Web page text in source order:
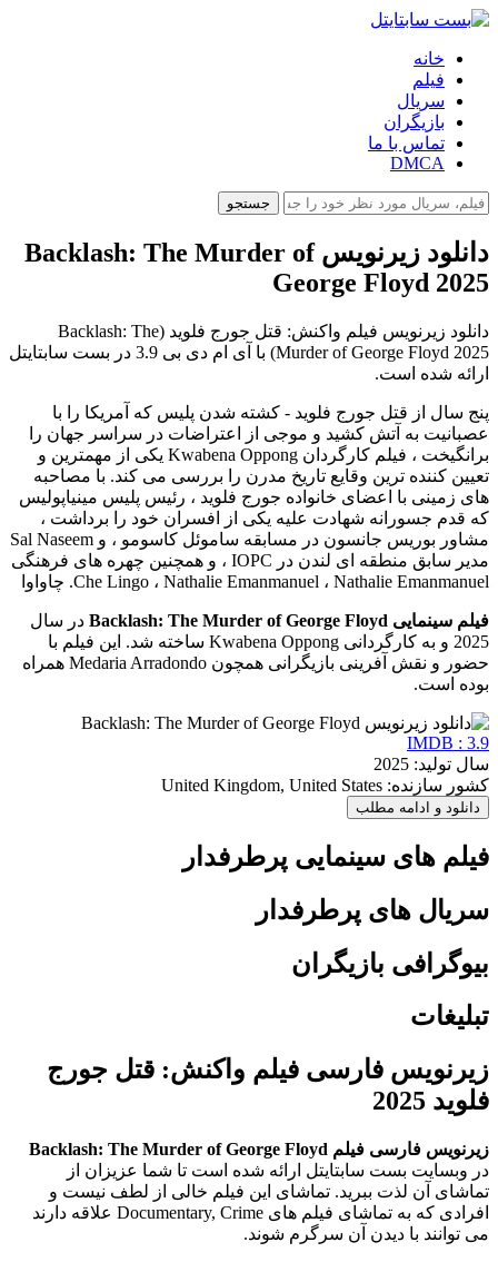
خانه
فیلم
سریال
بازیگران
تماس با ما
DMCA
جستجو
دانلود زیرنویس Backlash: The Murder of
George Floyd 2025
دانلود زیرنویس فیلم واکنش: قتل جورج فلوید (Backlash: The
Murder of George Floyd 2025) با آی ام دی بی 3.9 در بست سابتایتل
ارائه شده است.
پنج سال از قتل جورج فلوید - کشته شدن پلیس که آمریکا را با
عصبانیت به آتش کشید و موجی از اعتراضات در سراسر جهان را
برانگیخت ، فیلم کارگردان Kwabena Oppong یکی از مهمترین و
تعیین کننده ترین وقایع تاریخ مدرن را بررسی می کند. با مصاحبه
های زمینی با اعضای خانواده جورج فلوید ، رئیس پلیس مینیاپولیس
که قدم جسورانه شهادت علیه یکی از افسران خود را برداشت ،
مشاور بوریس جانسون در مسابقه ساموئل کاسومو ، و Sal Naseem
مدیر سابق منطقه ای لندن در IOPC ، و همچنین چهره های فرهنگی
Che Lingo ، Nathalie Emanmanuel ، Nathalie Emanmanuel. چاواوا
فیلم سینمایی Backlash: The Murder of George Floyd
در سال
2025 و به کارگردانی Kwabena Oppong ساخته شد. این فیلم با
حضور و نقش آفرینی بازیگرانی همچون Medaria Arradondo همراه
بوده است.
IMDB : 3.9
سال تولید: 2025
کشور سازنده: United Kingdom, United States
دانلود و ادامه مطلب
فیلم های سینمایی پرطرفدار
سریال های پرطرفدار
بیوگرافی بازیگران
تبلیغات
زیرنویس فارسی فیلم واکنش: قتل جورج
فلوید 2025
زیرنویس فارسی فیلم Backlash: The Murder of George Floyd
در وبسایت بست سابتایتل ارائه شده است تا شما عزیزان از
تماشای آن لذت ببرید. تماشای این فیلم خالی از لطف نیست و
افرادی که به تماشای فیلم های Documentary, Crime علاقه دارند
می توانند با دیدن آن سرگرم شوند.